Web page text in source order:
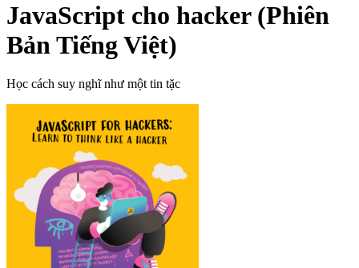
JavaScript cho hacker (Phiên
Bản Tiếng Việt)
Học cách suy nghĩ như một tin tặc